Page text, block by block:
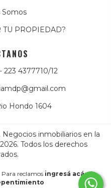
Somos
TU PROPIEDAD?
223 4377710/12
Hondo 1604
inmobiliarios en la
Todos los derechos
Para reclamos ingresá acá. /